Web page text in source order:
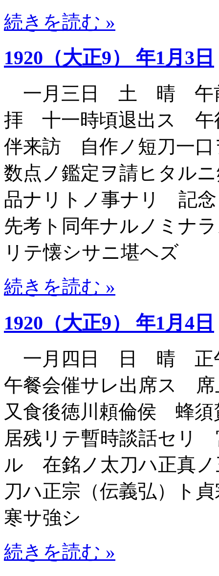
続きを読む »
1920（大正9） 年1月3日
一月三日 土 晴 午前
拝 十一時頃退出ス 午
伴来訪 自作ノ短刀一
数点ノ鑑定ヲ請ヒタル
品ナリトノ事ナリ 記
先考ト同年ナルノミナ
リテ懐シサニ堪ヘズ
続きを読む »
1920（大正9） 年1月4日
一月四日 日 晴 正午
午餐会催サレ出席ス
又食後徳川頼倫侯 蜂
居残リテ暫時談話セリ
ル 在銘ノ太刀ハ正真ノ
刀ハ正宗（伝義弘）ト
寒サ強シ
続きを読む »